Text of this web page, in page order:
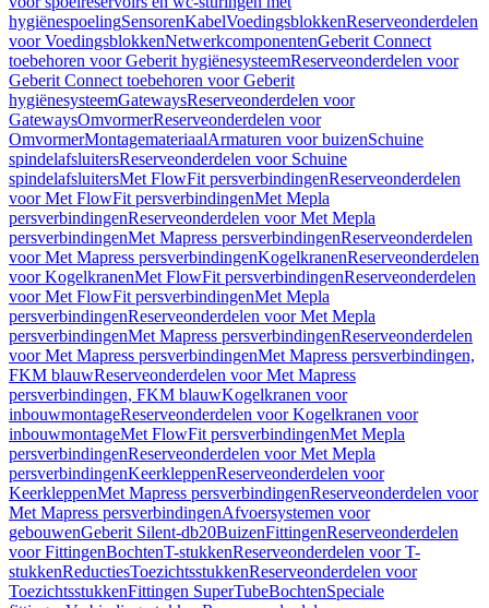
hygiënespoelingSensorenKabelVoedingsblokkenReserveonderdelen
voor VoedingsblokkenNetwerkcomponentenGeberit Connect
toebehoren voor Geberit hygiënesysteemReserveonderdelen voor
Geberit Connect toebehoren voor Geberit
hygiënesysteemGatewaysReserveonderdelen voor
GatewaysOmvormerReserveonderdelen voor
OmvormerMontagemateriaalArmaturen voor buizenSchuine
spindelafsluitersReserveonderdelen voor Schuine
spindelafsluitersMet FlowFit persverbindingenReserveonderdelen
voor Met FlowFit persverbindingenMet Mepla
persverbindingenReserveonderdelen voor Met Mepla
persverbindingenMet Mapress persverbindingenReserveonderdelen
voor Met Mapress persverbindingenKogelkranenReserveonderdelen
voor KogelkranenMet FlowFit persverbindingenReserveonderdelen
voor Met FlowFit persverbindingenMet Mepla
persverbindingenReserveonderdelen voor Met Mepla
persverbindingenMet Mapress persverbindingenReserveonderdelen
voor Met Mapress persverbindingenMet Mapress persverbindingen,
FKM blauwReserveonderdelen voor Met Mapress
persverbindingen, FKM blauwKogelkranen voor
inbouwmontageReserveonderdelen voor Kogelkranen voor
inbouwmontageMet FlowFit persverbindingenMet Mepla
persverbindingenReserveonderdelen voor Met Mepla
persverbindingenKeerkleppenReserveonderdelen voor
KeerkleppenMet Mapress persverbindingenReserveonderdelen voor
Met Mapress persverbindingenAfvoersystemen voor
gebouwenGeberit Silent-db20BuizenFittingenReserveonderdelen
voor FittingenBochtenT-stukkenReserveonderdelen voor T-
stukkenReductiesToezichtsstukkenReserveonderdelen voor
ToezichtsstukkenFittingen SuperTubeBochtenSpeciale